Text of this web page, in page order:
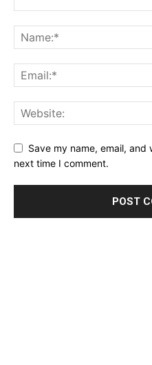
Save my name, email,
next time I comment.